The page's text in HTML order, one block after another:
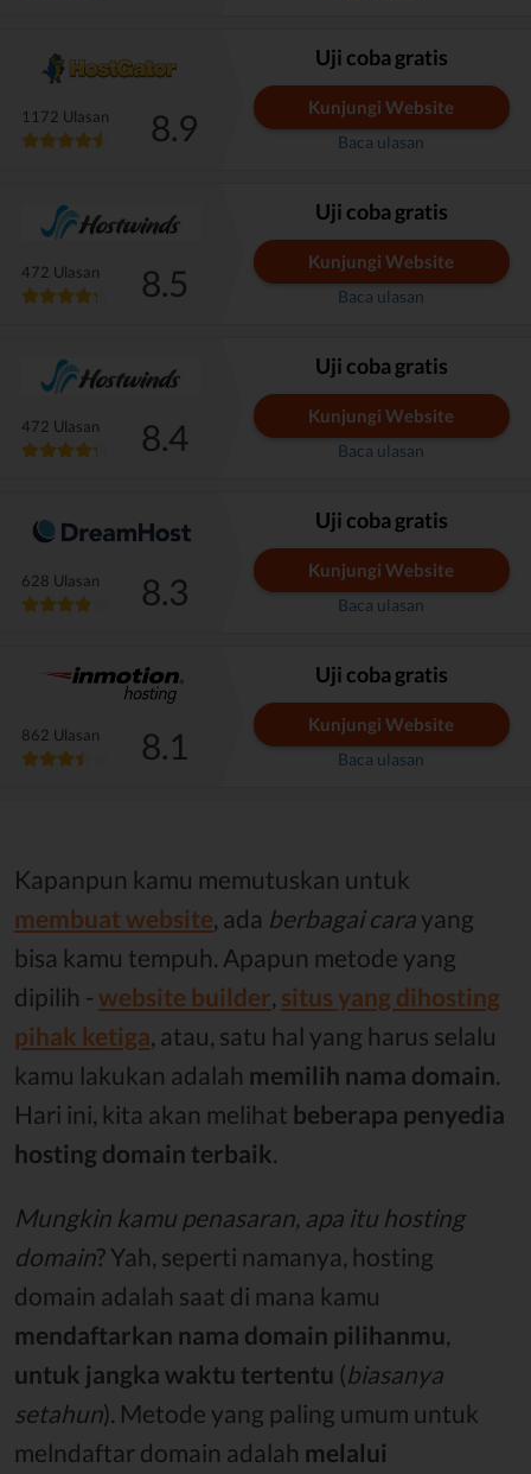
1172 Ulasan 8.9
Uji coba gratis
Kunjungi Website
Baca ulasan
472 Ulasan 8.5
Uji coba gratis
Kunjungi Website
Baca ulasan
472 Ulasan 8.4
Uji coba gratis
Kunjungi Website
Baca ulasan
628 Ulasan 8.3
Uji coba gratis
Kunjungi Website
Baca ulasan
862 Ulasan 8.1
Uji coba gratis
Kunjungi Website
Baca ulasan
Kapanpun kamu memutuskan untuk
membuat website, ada berbagai cara yang
bisa kamu tempuh. Apapun metode yang
dipilih - website builder, situs yang dihosting
pihak ketiga, atau, satu hal yang harus selalu
kamu lakukan adalah memilih nama domain.
Hari ini, kita akan melihat beberapa penyedia
hosting domain terbaik.
Mungkin kamu penasaran, apa itu hosting
domain? Yah, seperti namanya, hosting
domain adalah saat di mana kamu
mendaftarkan nama domain pilihanmu
untuk jangka waktu tertentu (biasanya
setahun). Metode yang paling umum untuk
melndaftar domain adalah melalui